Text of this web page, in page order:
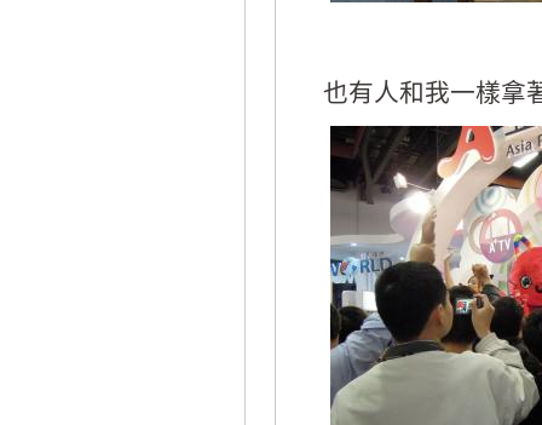
也有人和我一樣拿